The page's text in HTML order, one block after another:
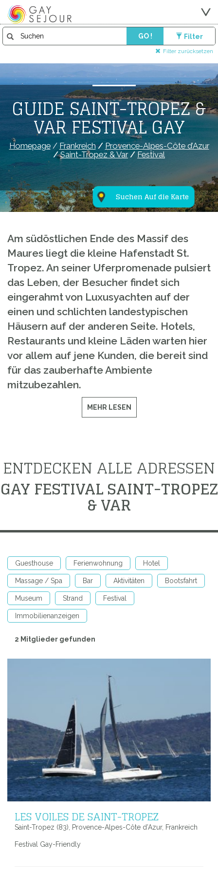
GO ! Filter
Filter zurücksetzen
Suchen Auf die Karte
GUIDE SAINT-TROPEZ &
VAR FESTIVAL GAY
Homepage/ Frankreich/ Provence-Alpes-Côte d’Azur
/Saint-Tropez & Var/Festival
Am südöstlichen Ende des Massif des
Maures liegt die kleine Hafenstadt St.
Tropez. An seiner Uferpromenade pulsiert
das Leben, der Besucher findet sich
eingerahmt von Luxusyachten auf der
einen und schlichten landestypischen
Häusern auf der anderen Seite. Hotels,
Restaurants und kleine Läden warten hier
vor allem auf jene Kunden, die bereit sind
für das zauberhafte Ambiente
mitzubezahlen.
MEHR LESEN
ENTDECKEN ALLE ADRESSEN
GAY FESTIVAL SAINT-TROPEZ
& VAR
Guesthouse Ferienwohnung Hotel
Massage / Spa Bar Aktivitäten Bootsfahrt
Museum Strand Festival
Immobilienanzeigen
2 Mitglieder gefunden
LES VOILES DE SAINT-TROPEZ
Saint-Tropez (83), Provence-Alpes-Côte d’Azur, Frankreich
Festival Gay-Friendly